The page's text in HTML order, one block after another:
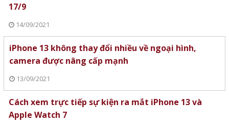
17/9
14/09/2021
iPhone 13 không thay đổi nhiều về ngoại hình,
camera được nâng cấp mạnh
13/09/2021
Cách xem trực tiếp sự kiện ra mắt iPhone 13 và
Apple Watch 7